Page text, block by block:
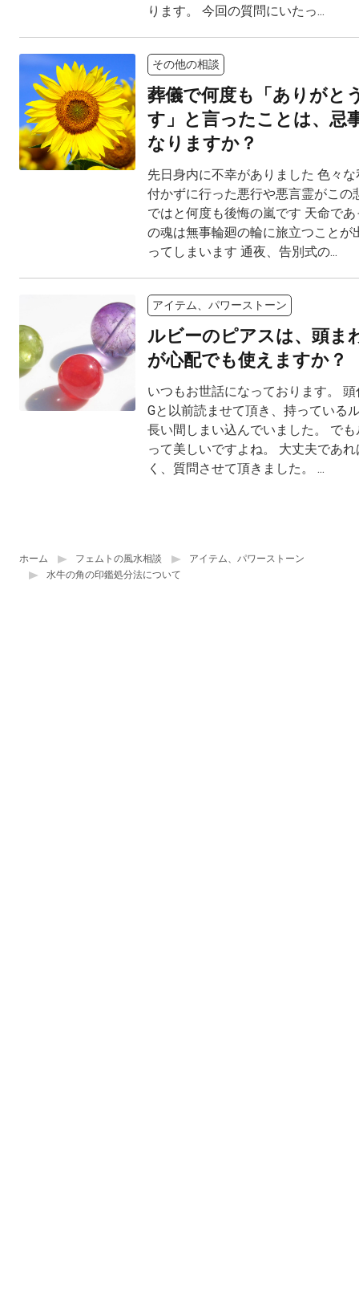
ホーム フェムトの風水相談
アイテム、パワーストーン
水牛の角の印鑑処分法について
ります。 今回の質問にいたっ...
その他の相談
葬儀で何度も「ありがと
す」と言ったことは、忌
なりますか？
先日身内に不幸がありました 色々
付かずに行った悪行や悪言霊がこの
ではと何度も後悔の嵐です 天命で
の魂は無事輪廻の輪に旅立つことが
ってしまいます 通夜、告別式の...
アイテム、パワーストーン
ルビーのピアスは、頭ま
が心配でも使えますか？
いつもお世話になっております。
Gと以前読ませて頂き、持っている
長い間しまい込んでいました。 で
って美しいですよね。 大丈夫であ
く、質問させて頂きました。 ...